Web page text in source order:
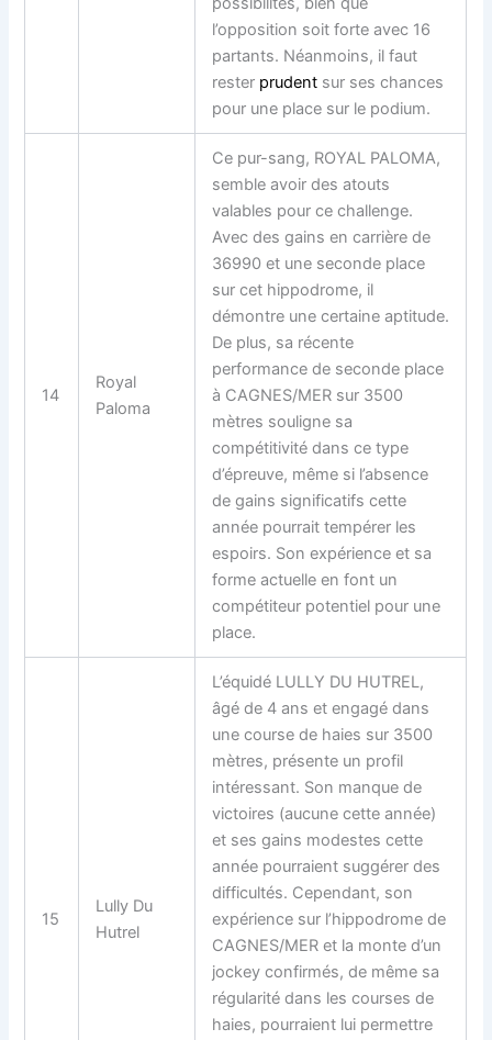
l’opposition soit forte avec 16
partants. Néanmoins, il faut
rester prudent sur ses chances
pour une place sur le podium.
14
Royal
Paloma
Ce pur-sang, ROYAL PALOMA,
semble avoir des atouts
valables pour ce challenge.
Avec des gains en carrière de
36990 et une seconde place
sur cet hippodrome, il
démontre une certaine aptitude.
De plus, sa récente
performance de seconde place
à CAGNES/MER sur 3500
mètres souligne sa
compétitivité dans ce type
d’épreuve, même si l’absence
de gains significatifs cette
année pourrait tempérer les
espoirs. Son expérience et sa
forme actuelle en font un
compétiteur potentiel pour une
place.
15
Lully Du
Hutrel
L’équidé LULLY DU HUTREL,
âgé de 4 ans et engagé dans
une course de haies sur 3500
mètres, présente un profil
intéressant. Son manque de
victoires (aucune cette année)
et ses gains modestes cette
année pourraient suggérer des
difficultés. Cependant, son
expérience sur l’hippodrome de
CAGNES/MER et la monte d’un
jockey confirmés, de même sa
régularité dans les courses de
haies, pourraient lui permettre